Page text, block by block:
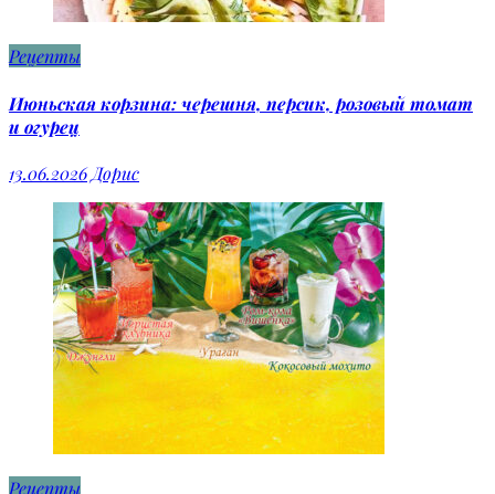
Рецепты
Июньская корзина: черешня, персик, розовый томат
и огурец
13.06.2026 Дорис
Рецепты